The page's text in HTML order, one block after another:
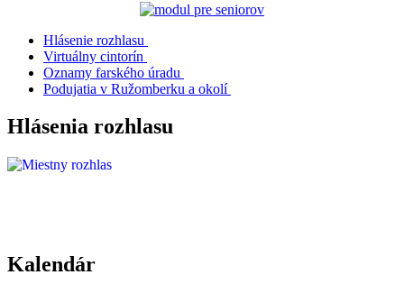
Hlásenie rozhlasu
Virtuálny cintorín
Oznamy farského úradu
Podujatia v Ružomberku a okolí
Hlásenia rozhlasu
Kalendár